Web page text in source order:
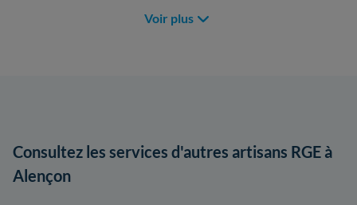
Voir plus
Consultez les services d'autres artisans RGE à
Alençon